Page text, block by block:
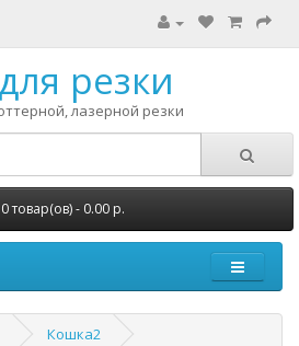
резки
лазерной резки
0 товар(ов) - 0.00 р.
Кошка2